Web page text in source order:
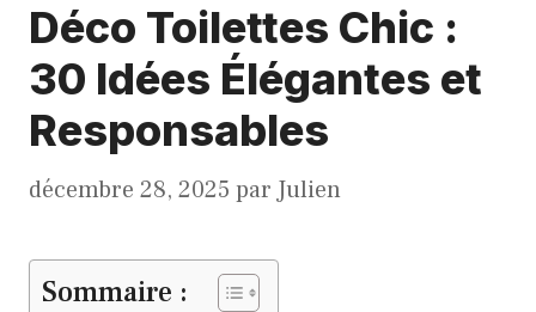
Déco Toilettes Chic :
30 Idées Élégantes et
Responsables
décembre 28, 2025 par Julien
Sommaire :